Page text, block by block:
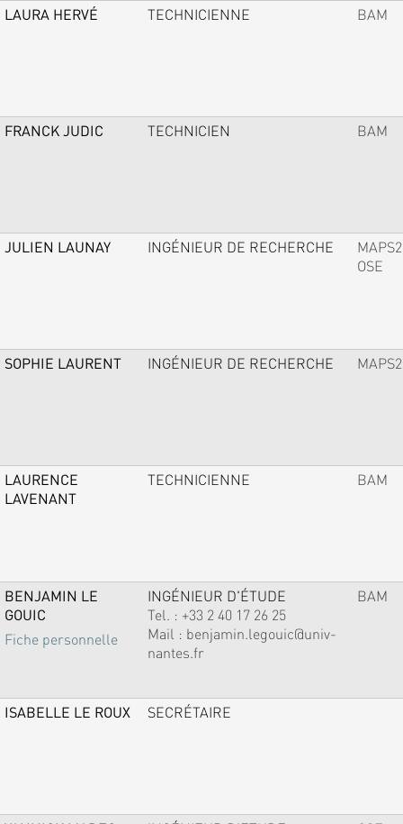
LAURA HERVÉ TECHNICIENNE BAM
FRANCK JUDIC TECHNICIEN BAM
JULIEN LAUNAY INGÉNIEUR DE RECHERCHE
MAPS2
OSE
SOPHIE LAURENT INGÉNIEUR DE RECHERCHE MAPS2
LAURENCE
LAVENANT
TECHNICIENNE BAM
BENJAMIN LE
GOUIC
Fiche personnelle
INGÉNIEUR D'ÉTUDE
Tel. : +33 2 40 17 26 25
Mail : benjamin.legouic@univ-
nantes.fr
BAM
ISABELLE LE ROUX SECRÉTAIRE